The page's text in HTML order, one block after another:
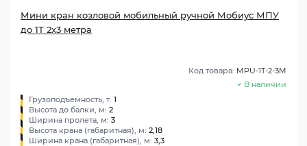
Мини кран козловой мобильный ручной Мобиус МПУ
до 1Т 2x3 метра
Код товара: MPU-1T-2-3M
В наличии
Грузоподъемность, т: 1
Высота до балки, м: 2
Ширина пролета, м: 3
Высота крана (габаритная), м: 2,18
Ширина крана (габаритная), м: 3,3